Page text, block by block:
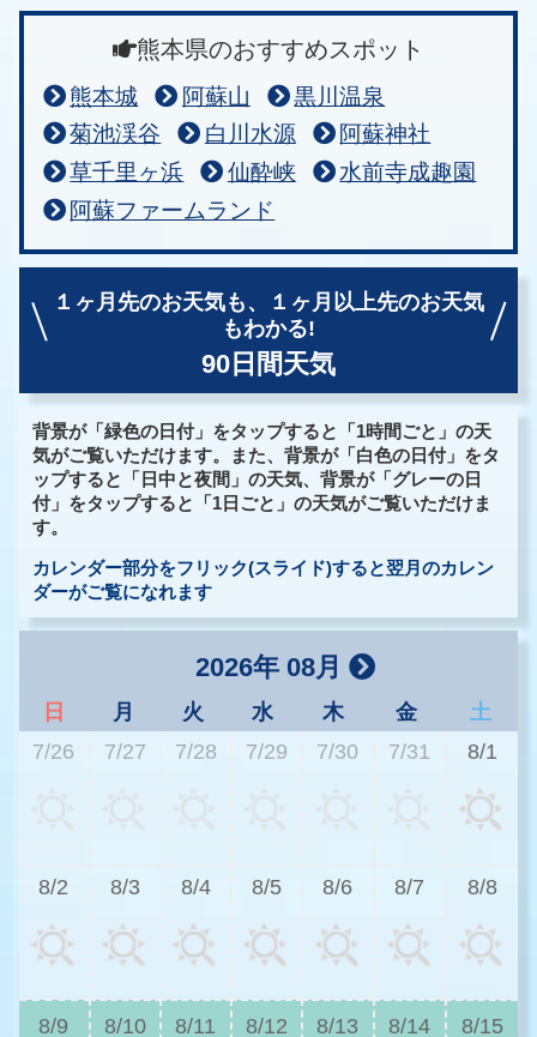
熊本県のおすすめスポット
熊本城 阿蘇山
黒川温泉
菊池渓谷
白川水源
阿蘇神社
草千里ヶ浜
仙酔峡
水前寺成趣園
阿蘇ファームランド
１ヶ月先のお天気も、
１ヶ月以上先のお天気
もわかる!
90日間天気
背景が「緑色の日付」をタップすると「1時間ごと」の天
気がご覧いただけます。また、背景が「白色の日付」をタ
ップすると「日中と夜間」の天気、背景が「グレーの日
付」をタップすると「1日ごと」の天気がご覧いただけま
す。
カレンダー部分をフリック(スライド)すると翌月のカレン
ダーがご覧になれます
2026年 08月
日 月 火 水 木 金
土
7/26
7/27 7/28 7/29 7/30 7/31 8/1
8/2 8/3 8/4 8/5 8/6 8/7 8/8
8/9 8/10 8/11 8/12 8/13 8/14 8/15